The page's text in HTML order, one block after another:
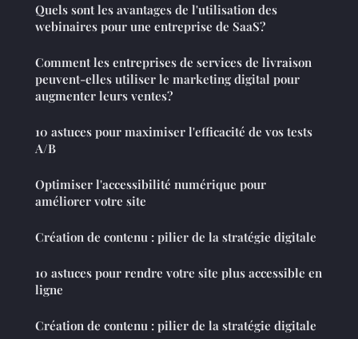
Quels sont les avantages de l'utilisation des
webinaires pour une entreprise de SaaS?
Comment les entreprises de services de livraison
peuvent-elles utiliser le marketing digital pour
augmenter leurs ventes?
10 astuces pour maximiser l'efficacité de vos tests
A/B
Optimiser l'accessibilité numérique pour
améliorer votre site
Création de contenu : pilier de la stratégie digitale
10 astuces pour rendre votre site plus accessible en
ligne
Création de contenu : pilier de la stratégie digitale